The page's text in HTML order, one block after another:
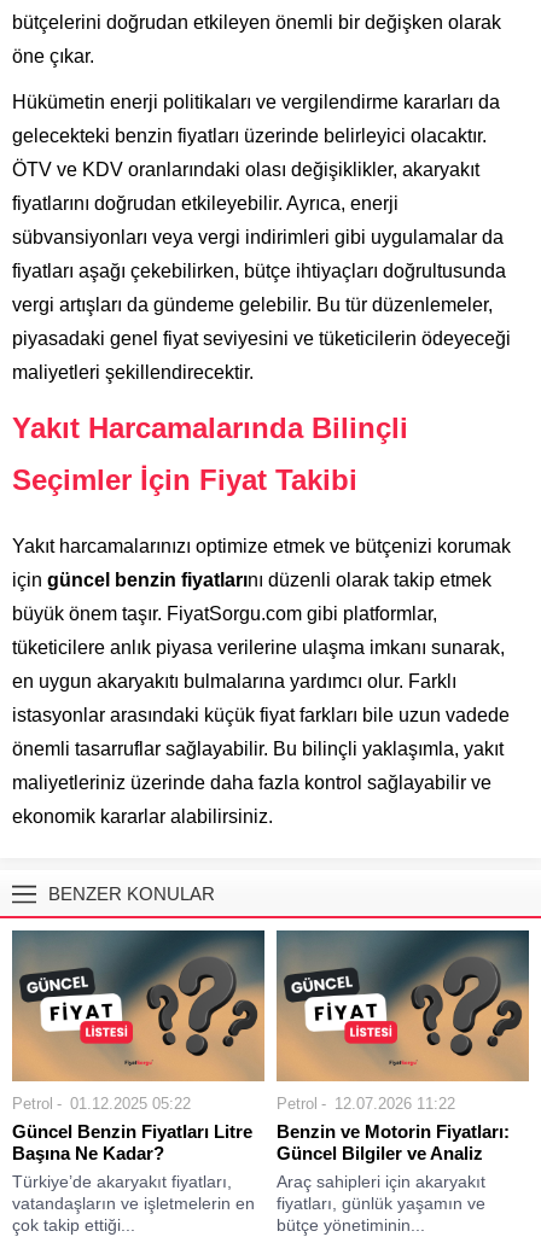
bütçelerini doğrudan etkileyen önemli bir değişken olarak
öne çıkar.
Hükümetin enerji politikaları ve vergilendirme kararları da
gelecekteki benzin fiyatları üzerinde belirleyici olacaktır.
ÖTV ve KDV oranlarındaki olası değişiklikler, akaryakıt
fiyatlarını doğrudan etkileyebilir. Ayrıca, enerji
sübvansiyonları veya vergi indirimleri gibi uygulamalar da
fiyatları aşağı çekebilirken, bütçe ihtiyaçları doğrultusunda
vergi artışları da gündeme gelebilir. Bu tür düzenlemeler,
piyasadaki genel fiyat seviyesini ve tüketicilerin ödeyeceği
maliyetleri şekillendirecektir.
Yakıt Harcamalarında Bilinçli
Seçimler İçin Fiyat Takibi
Yakıt harcamalarınızı optimize etmek ve bütçenizi korumak
için güncel benzin fiyatlarını düzenli olarak takip etmek
büyük önem taşır. FiyatSorgu.com gibi platformlar,
tüketicilere anlık piyasa verilerine ulaşma imkanı sunarak,
en uygun akaryakıtı bulmalarına yardımcı olur. Farklı
istasyonlar arasındaki küçük fiyat farkları bile uzun vadede
önemli tasarruflar sağlayabilir. Bu bilinçli yaklaşımla, yakıt
maliyetleriniz üzerinde daha fazla kontrol sağlayabilir ve
ekonomik kararlar alabilirsiniz.
BENZER KONULAR
Petrol 01.12.2025 05:22
Güncel Benzin Fiyatları Litre
Başına Ne Kadar?
Türkiye’de akaryakıt fiyatları,
vatandaşların ve işletmelerin en
çok takip ettiği...
Petrol 12.07.2026 11:22
Benzin ve Motorin Fiyatları:
Güncel Bilgiler ve Analiz
Araç sahipleri için akaryakıt
fiyatları, günlük yaşamın ve
bütçe yönetiminin...